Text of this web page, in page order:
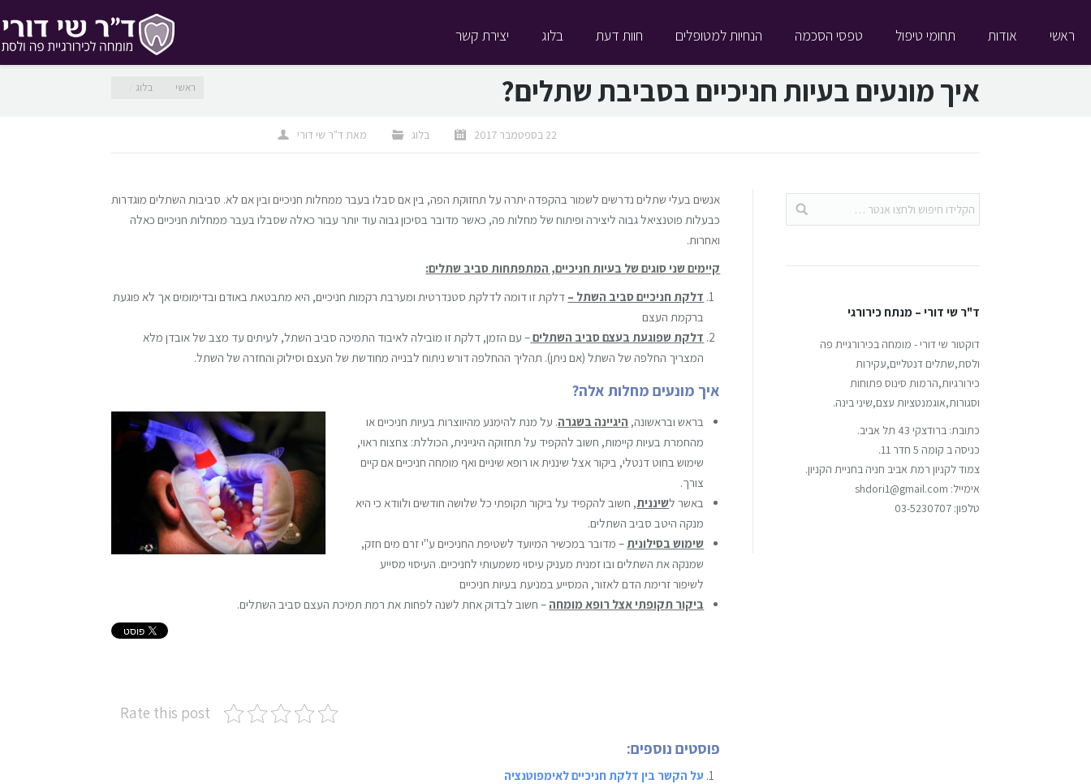
ראשי אודות תחומי טיפול טפסי הסכמה הנחיות למטופלים חוות דעת בלוג יצירת קשר
מיקומך כאן ראשי בלוג איך מונעים בעיות חניכיים בסביבת שתלים?
22 בספטמבר 2017 בלוג מאת ד"ר שי דורי
אנשים בעלי שתלים נדרשים לשמור בהקפדה יתרה על תחזוקת הפה, בין אם סבלו בעבר ממחלות חניכיים ובין אם לא. סביבות השתלים מוגדרות
כבעלות פוטנציאל גבוה ליצירה ופיתוח של מחלות פה, כאשר מדובר בסיכון גבוה עוד יותר עבור כאלה שסבלו בעבר ממחלות חניכיים כאלה
ואחרות.
קיימים שני סוגים של בעיות חניכיים, המתפתחות סביב שתלים:
דלקת חניכיים סביב השתל – דלקת זו דומה לדלקת סטנדרטית ומערבת רקמות חניכיים, היא מתבטאת באודם ובדימומים אך לא פוגעת
ברקמת העצם
דלקת שפוגעת בעצם סביב השתלים– עם הזמן, דלקת זו מובילה לאיבוד התמיכה סביב השתל, לעיתים עד מצב של אובדן מלא
המצריך החלפה של השתל (אם ניתן). תהליך ההחלפה דורש ניתוח לבנייה מחודשת של העצם וסילוק והחזרה של השתל.
איך מונעים מחלות אלה?
בראש ובראשונה, היגיינה בשגרה. על מנת להימנע מהיווצרות בעיות חניכיים או
מהחמרת בעיות קיימות, חשוב להקפיד על תחזוקה היגיינית, הכוללת: צחצוח ראוי,
שימוש בחוט דנטלי, ביקור אצל שיננית או רופא שיניים ואף מומחה חניכיים אם קיים
צורך.
באשר לשיננית, חשוב להקפיד על ביקור תקופתי כל שלושה חודשים ולוודא כי היא
מנקה היטב סביב השתלים.
שימוש בסילונית– מדובר במכשיר המיועד לשטיפת החניכיים ע"י זרם מים חזק,
שמנקה את השתלים ובו זמנית מעניק עיסוי משמעותי לחניכיים. העיסוי מסייע
לשיפור זרימת הדם לאזור, המסייע במניעת בעיות חניכיים
ביקור תקופתי אצל רופא מומחה – חשוב לבדוק אחת לשנה לפחות את רמת תמיכת העצם סביב השתלים.
Rate this post
פוסטים נוספים:
על הקשר בין דלקת חניכיים לאימפוטנציה
ד"ר שי דורי – מנתח כירורגי
דוקטור שי דורי - מומחה בכירורגיית פה
ולסת,שתלים דנטליים,עקירות
כירורגיות,הרמות סינוס פתוחות
וסגורות,אוגמנטציות עצם,שיני בינה.
כתובת: ברודצקי 43 תל אביב.
כניסה ב קומה 5 חדר 11.
צמוד לקניון רמת אביב חניה בחניית הקניון.
אימייל: shdori1@gmail.com
טלפון: 03-5230707